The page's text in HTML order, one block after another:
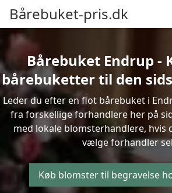
Bårebuket-pris.dk
Bårebuket Endrup -
bårebuketter til den
Leder du efter en flot bårebuket i
fra forskellige forhandlere her på
med lokale blomsterhandlere,
vælge forhandler
Køb blomster til begravelse